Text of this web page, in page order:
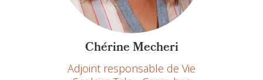
Chérine Mecheri
Adjoint responsable de Vie